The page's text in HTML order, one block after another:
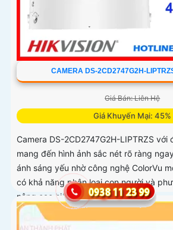
CAMERA DS-2CD2747G2H-
Giá Bán: Liên Hệ
Giá Khuyến Mại: 45%
Camera DS-2CD2747G2H-LIPTRZS với
mang đến hình ảnh sắc nét rõ ràng
ánh sáng yếu nhờ công nghệ ColorVu
có khả năng phân loại con người và
nâng cao hiệu quả giám sát